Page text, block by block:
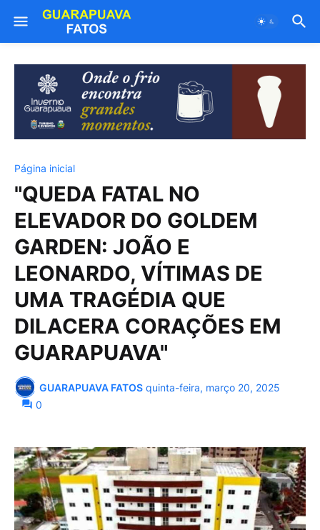
Página inicial
"QUEDA FATAL NO
ELEVADOR DO GOLDEM
GARDEN: JOÃO E
LEONARDO, VÍTIMAS DE
UMA TRAGÉDIA QUE
DILACERA CORAÇÕES EM
GUARAPUAVA"
GUARAPUAVA FATOS quinta-feira, março 20, 2025
0